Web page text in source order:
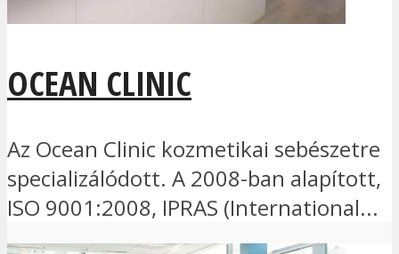
OCEAN CLINIC
Az Ocean Clinic kozmetikai sebészetre
specializálódott. A 2008-ban alapított,
ISO 9001:2008, IPRAS (International...